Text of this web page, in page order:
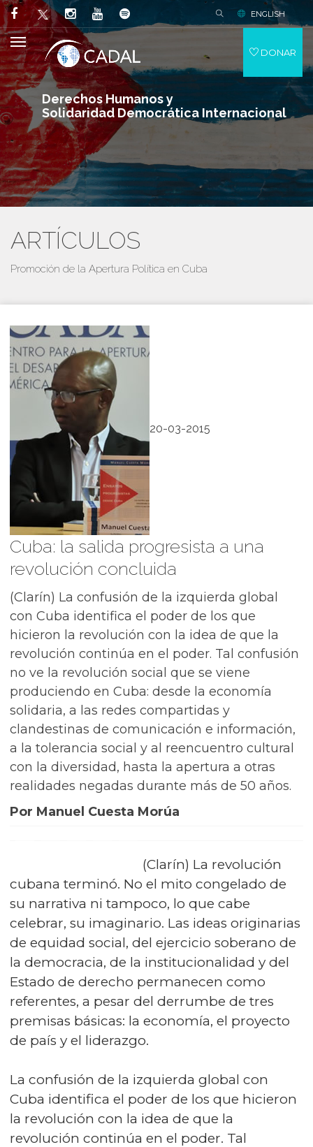
Derechos Humanos y
Solidaridad Democrática Internacional
ENGLISH
DONAR
ARTÍCULOS
Promoción de la Apertura Política en Cuba
20-03-2015
Cuba: la salida progresista a una
revolución concluida
(Clarín) La confusión de la izquierda global
con Cuba identifica el poder de los que
hicieron la revolución con la idea de que la
revolución continúa en el poder. Tal confusión
no ve la revolución social que se viene
produciendo en Cuba: desde la economía
solidaria, a las redes compartidas y
clandestinas de comunicación e información,
a la tolerancia social y al reencuentro cultural
con la diversidad, hasta la apertura a otras
realidades negadas durante más de 50 años.
Por Manuel Cuesta Morúa
(Clarín) La revolución
cubana terminó. No el mito congelado de
su narrativa ni tampoco, lo que cabe
celebrar, su imaginario. Las ideas originarias
de equidad social, del ejercicio soberano de
la democracia, de la institucionalidad y del
Estado de derecho permanecen como
referentes, a pesar del derrumbe de tres
premisas básicas: la economía, el proyecto
de país y el liderazgo.
La confusión de la izquierda global con
Cuba identifica el poder de los que hicieron
la revolución con la idea de que la
revolución continúa en el poder. Tal